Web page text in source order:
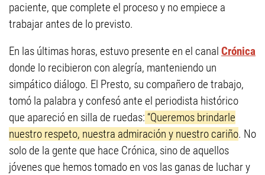
paciente, que complete el proceso y no empiece a
trabajar antes de lo previsto.
En las últimas horas, estuvo presente en el canal Crónica
donde lo recibieron con alegría, manteniendo un
simpático diálogo. El Presto, su compañero de trabajo,
tomó la palabra y confesó ante el periodista histórico
que apareció en silla de ruedas: “Queremos brindarle
nuestro respeto, nuestra admiración y nuestro cariño. No
solo de la gente que hace Crónica, sino de aquellos
jóvenes que hemos tomado en vos las ganas de luchar y